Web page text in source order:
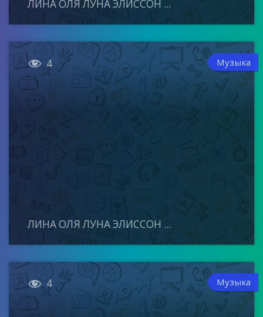
ЛИНА ОЛЯ ЛУНА ЭЛИССОН ...
 4 Музыка
ЛИНА ОЛЯ ЛУНА ЭЛИССОН ...
 4 Музыка